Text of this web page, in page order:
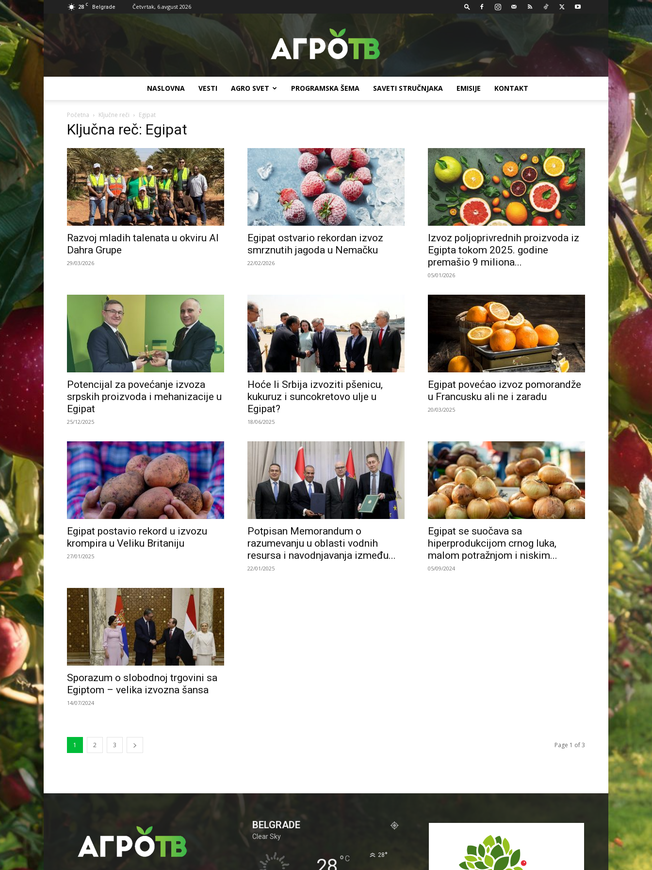
28 C Belgrade Četvrtak, 6.avgust 2026
TV
NASLOVNA VESTI AGRO SVET PROGRAMSKA ŠEMA SAVETI STRUČNJAKA EMISIJE KONTAKT
Početna Ključne reči Egipat
Ključna reč: Egipat
Razvoj mladih talenata u okviru Al
Dahra Grupe
29/03/2026
Egipat ostvario rekordan izvoz
smrznutih jagoda u Nemačku
22/02/2026
Izvoz poljoprivrednih proizvoda iz
Egipta tokom 2025. godine
premašio 9 miliona...
05/01/2026
Potencijal za povećanje izvoza
srpskih proizvoda i mehanizacije u
Egipat
25/12/2025
Hoće li Srbija izvoziti pšenicu,
kukuruz i suncokretovo ulje u
Egipat?
18/06/2025
Egipat povećao izvoz pomorandže
u Francusku ali ne i zaradu
20/03/2025
Egipat postavio rekord u izvozu
krompira u Veliku Britaniju
27/01/2025
Potpisan Memorandum o
razumevanju u oblasti vodnih
resursa i navodnjavanja između...
22/01/2025
Egipat se suočava sa
hiperprodukcijom crnog luka,
malom potražnjom i niskim...
05/09/2024
Sporazum o slobodnoj trgovini sa
Egiptom – velika izvozna šansa
14/07/2024
1 2 3 Page 1 of 3
BELGRADE
Clear Sky
°C 28°